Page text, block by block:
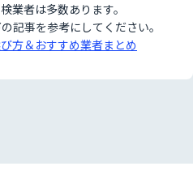
業者は多数あります。
記事を参考にしてください。
方＆おすすめ業者まとめ